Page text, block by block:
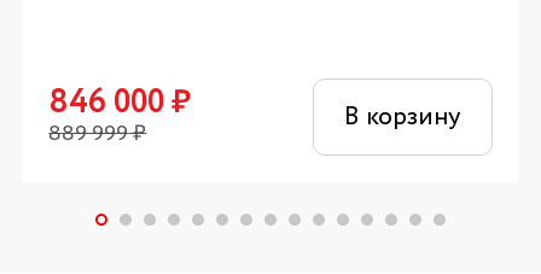
846 000₽
889 999₽ В корзину